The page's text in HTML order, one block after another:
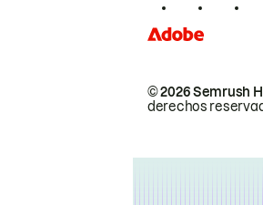
© 2026 Semrush
derechos